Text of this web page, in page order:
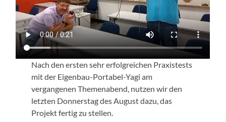
Nach den ersten sehr erfolgreichen Praxistests
mit der Eigenbau-Portabel-Yagi am
vergangenen Themenabend, nutzen wir den
letzten Donnerstag des August dazu, das
Projekt fertig zu stellen.